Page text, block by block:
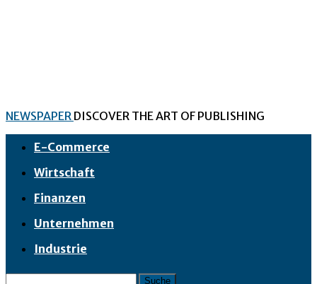
NEWSPAPER DISCOVER THE ART OF PUBLISHING
E-Commerce
Wirtschaft
Finanzen
Unternehmen
Industrie